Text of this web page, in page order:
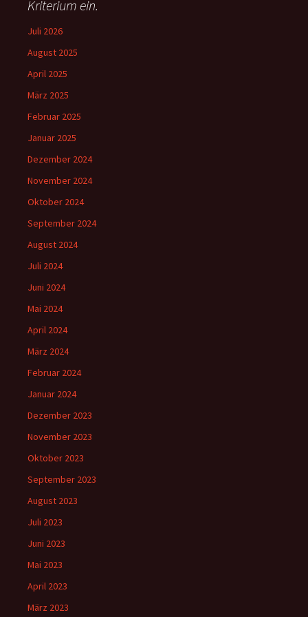
Kriterium ein.
Juli 2026
August 2025
April 2025
März 2025
Februar 2025
Januar 2025
Dezember 2024
November 2024
Oktober 2024
September 2024
August 2024
Juli 2024
Juni 2024
Mai 2024
April 2024
März 2024
Februar 2024
Januar 2024
Dezember 2023
November 2023
Oktober 2023
September 2023
August 2023
Juli 2023
Juni 2023
Mai 2023
April 2023
März 2023